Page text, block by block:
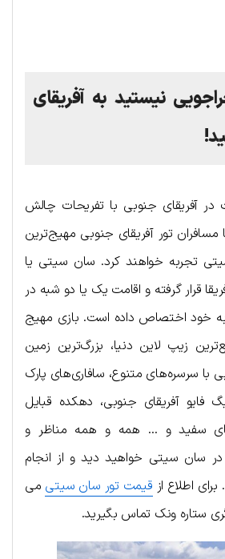
نیستید به آفریقای
آفریقای جنوبی با تفریحات چالش
مسافران تور آفریقای جنوبی مهیج‌ترین
تجربه خواهند کرد. سان سیتی یا
قرار گرفته و اقامت یک یا دو شبه در
به خود اختصاص داده است. بازی مهیج
زیپ لاین دنیا، بزرگ‌ترین زمین
با سرسره‌های متنوع، سافاری‌های پارک
فایو آفریقای جنوبی، دهکده قبایل
سفید و … همه و همه مناظر و
سان سیتی خواهید دید و از انجام
اطلاع از قیمت تور سان سیتی می
ستاره ونک تماس بگیرید.